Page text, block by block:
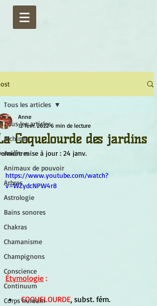
Tous les articles
Alchimie
Ancêtres
Animaux de pouvoir
Arbres
Astrologie
Bains sonores
Chakras
Chamanisme
Champignons
Conscience
Continuum
Corps humain
Tous les articles
Coquelourde des jardins
Anne
12 févr. 2022 6 min de lecture
mise à jour : 24 janv.
https://www.youtube.com/watch?
v=WZydcNPW4r8
Étymologie :
COQUELOURDE, subst. fém.